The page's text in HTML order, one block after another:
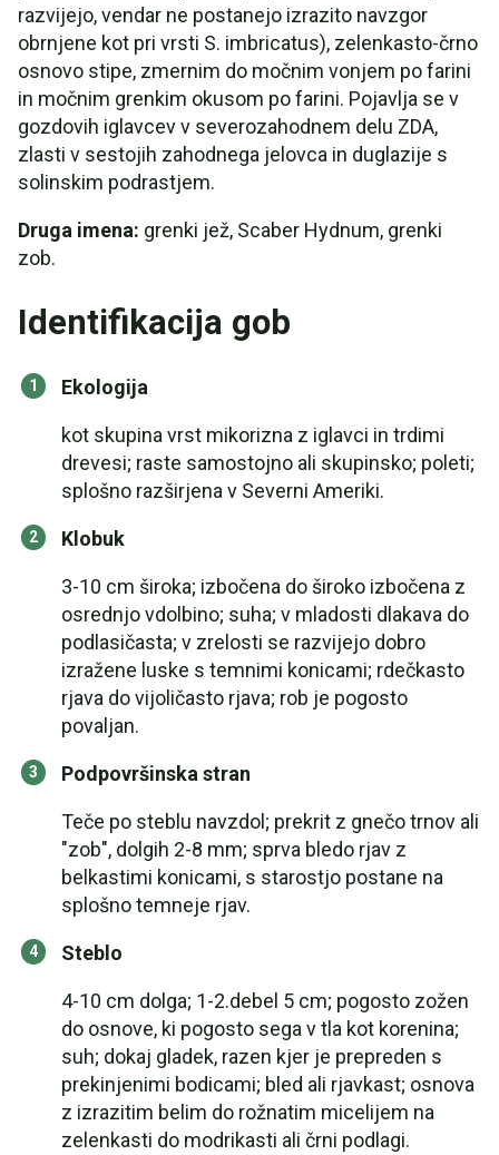
razvijejo, vendar ne postanejo izrazito navzgor
obrnjene kot pri vrsti S. imbricatus), zelenkasto-črno
osnovo stipe, zmernim do močnim vonjem po farini
in močnim grenkim okusom po farini. Pojavlja se v
gozdovih iglavcev v severozahodnem delu ZDA,
zlasti v sestojih zahodnega jelovca in duglazije s
solinskim podrastjem.
Druga imena: grenki jež, Scaber Hydnum, grenki
zob.
Identifikacija gob
Ekologija
kot skupina vrst mikorizna z iglavci in trdimi
drevesi; raste samostojno ali skupinsko; poleti;
splošno razširjena v Severni Ameriki.
Klobuk
3-10 cm široka; izbočena do široko izbočena z
osrednjo vdolbino; suha; v mladosti dlakava do
podlasičasta; v zrelosti se razvijejo dobro
izražene luske s temnimi konicami; rdečkasto
rjava do vijoličasto rjava; rob je pogosto
povaljan.
Podpovršinska stran
Teče po steblu navzdol; prekrit z gnečo trnov ali
"zob", dolgih 2-8 mm; sprva bledo rjav z
belkastimi konicami, s starostjo postane na
splošno temneje rjav.
Steblo
4-10 cm dolga; 1-2.debel 5 cm; pogosto zožen
do osnove, ki pogosto sega v tla kot korenina;
suh; dokaj gladek, razen kjer je prepreden s
prekinjenimi bodicami; bled ali rjavkast; osnova
z izrazitim belim do rožnatim micelijem na
zelenkasti do modrikasti ali črni podlagi.